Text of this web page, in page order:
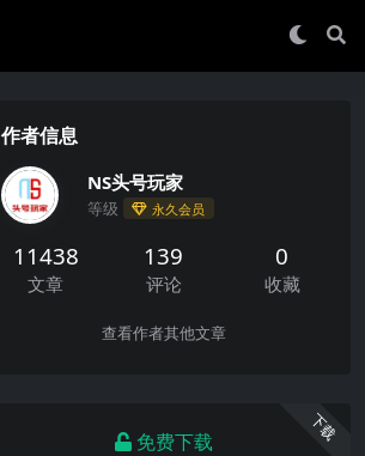
作者信息
NS头号玩家
等级 永久会员
11438
文章
139
评论
0
收藏
查看作者其他文章
下载
免费下载